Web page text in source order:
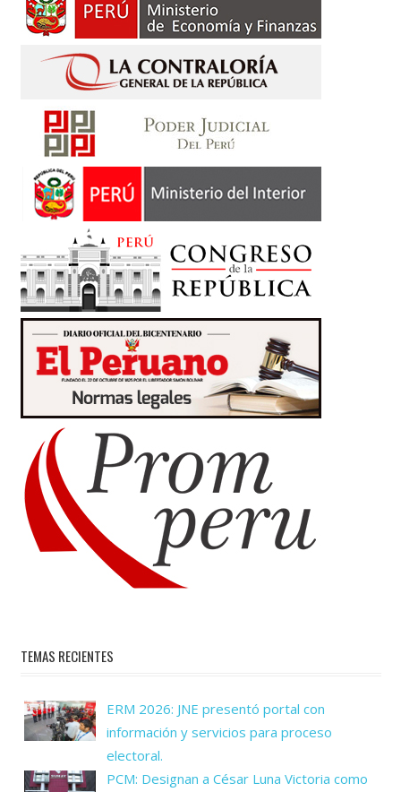
TEMAS RECIENTES
ERM 2026: JNE presentó portal con
información y servicios para proceso
electoral.
PCM: Designan a César Luna Victoria como